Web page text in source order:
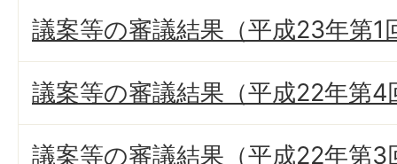
議案等の審議結果（平成23年第1
議案等の審議結果（平成22年第4
議案等の審議結果（平成22年第3